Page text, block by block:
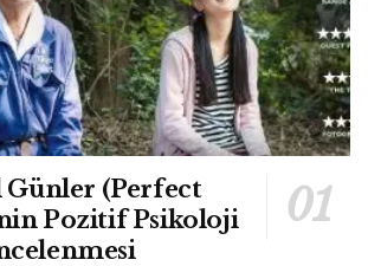
(Perfect
Pozitif Psikoloji